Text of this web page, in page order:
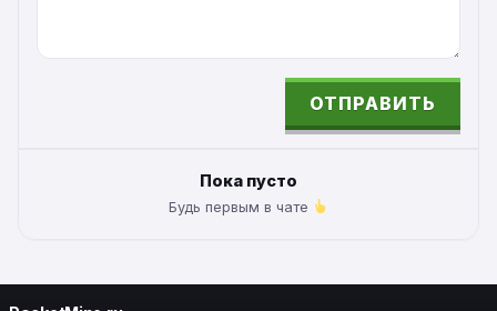
ОТПРАВИТЬ
Пока пусто
Будь первым в чате